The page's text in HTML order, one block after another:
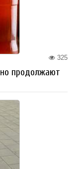
325
продолжают